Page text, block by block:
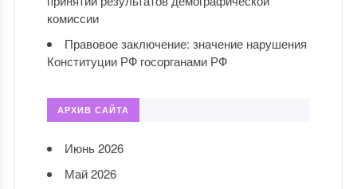
комиссии
Правовое заключение: значение нарушения
Конституции РФ госорганами РФ
АРХИВ САЙТА
Июнь 2026
Май 2026